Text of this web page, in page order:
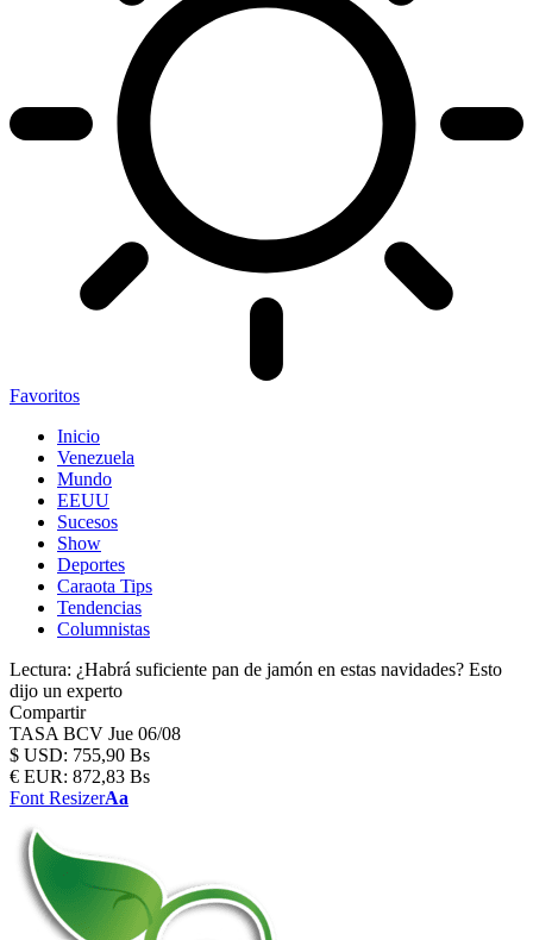
Favoritos
Inicio
Venezuela
Mundo
EEUU
Sucesos
Show
Deportes
Caraota Tips
Tendencias
Columnistas
Lectura: ¿Habrá suficiente pan de jamón en estas navidades? Esto
dijo un experto
Compartir
TASA BCV Jue 06/08
$ USD: 755,90 Bs
€ EUR: 872,83 Bs
Font ResizerAa